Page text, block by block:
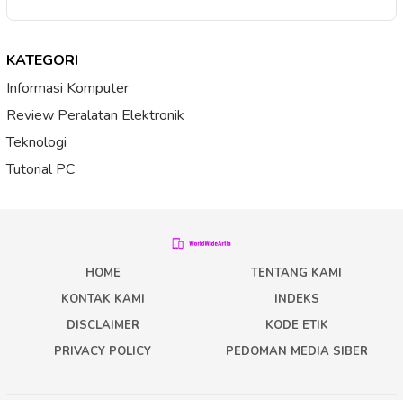
KATEGORI
Informasi Komputer
Review Peralatan Elektronik
Teknologi
Tutorial PC
HOME
TENTANG KAMI
KONTAK KAMI
INDEKS
DISCLAIMER
KODE ETIK
PRIVACY POLICY
PEDOMAN MEDIA SIBER